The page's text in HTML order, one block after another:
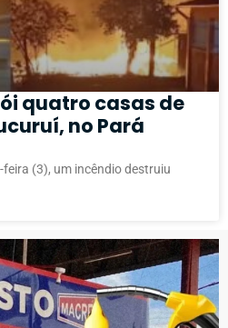
quatro casas de
no Pará
(3), um incêndio destruiu
PUBLICIDADE